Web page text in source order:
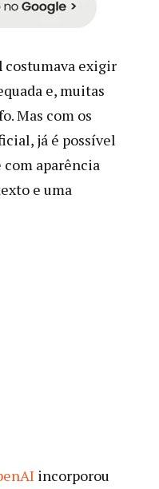
costumava exigir
e, muitas
Mas com os
já é possível
aparência
e uma
incorporou